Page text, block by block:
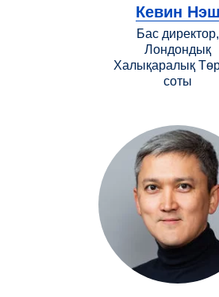
Кевин Нэш
Бас директор,
Лондондық
Халықаралық
соты